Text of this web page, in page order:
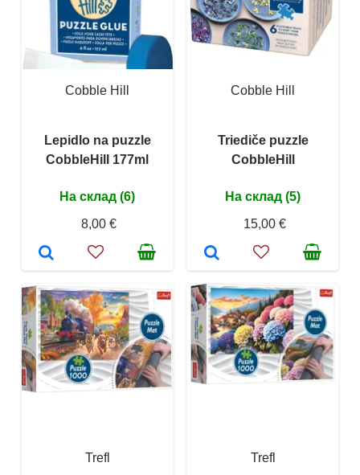
Cobble Hill
Lepidlo na puzzle
CobbleHill 177ml
На склад (6)
8,00 €
Cobble Hill
Triediče puzzle
CobbleHill
На склад (5)
15,00 €
Trefl Trefl